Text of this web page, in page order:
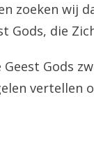
zoeken wij
Gods, die
Gods
vertellen